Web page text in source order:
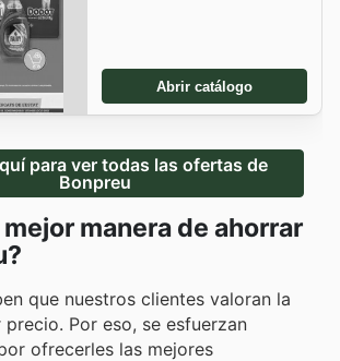
Abrir catálogo
para ver todas las ofertas de
Bonpreu
mejor manera de ahorrar
que nuestros clientes valoran la
Por eso, se esfuerzan
ofrecerles las mejores